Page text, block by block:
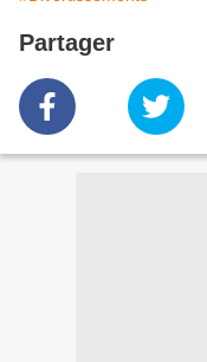
Partager